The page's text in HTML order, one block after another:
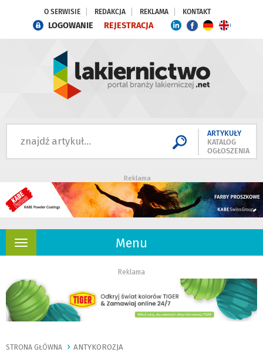
O SERWISIE REDAKCJA REKLAMA KONTAKT
LOGOWANIE REJESTRACJA
ARTYKUŁY
KATALOG
OGŁOSZENIA
Reklama
Menu
Rozwiń
Reklama
STRONA GŁÓWNA ANTYKOROZJA